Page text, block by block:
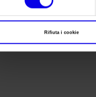
Rifiuta i cookie